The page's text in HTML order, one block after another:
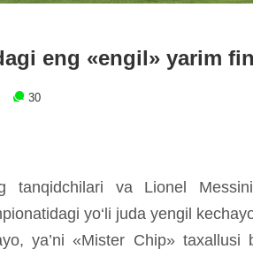
eng «engil» yarim
30
tanqidchilari va Lionel
yo‘li juda yengil
ya’ni «Mister Chip» taxallusi